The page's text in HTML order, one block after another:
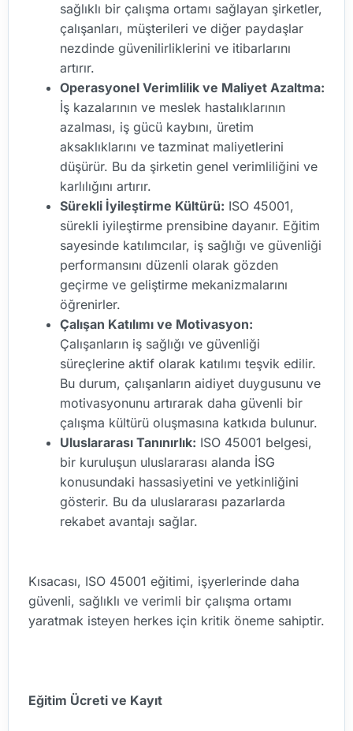
sağlıklı bir çalışma ortamı sağlayan şirketler,
çalışanları, müşterileri ve diğer paydaşlar
nezdinde güvenilirliklerini ve itibarlarını
artırır.
Operasyonel Verimlilik ve Maliyet Azaltma:
İş kazalarının ve meslek hastalıklarının
azalması, iş gücü kaybını, üretim
aksaklıklarını ve tazminat maliyetlerini
düşürür. Bu da şirketin genel verimliliğini ve
karlılığını artırır.
Sürekli İyileştirme Kültürü: ISO 45001,
sürekli iyileştirme prensibine dayanır. Eğitim
sayesinde katılımcılar, iş sağlığı ve güvenliği
performansını düzenli olarak gözden
geçirme ve geliştirme mekanizmalarını
öğrenirler.
Çalışan Katılımı ve Motivasyon:
Çalışanların iş sağlığı ve güvenliği
süreçlerine aktif olarak katılımı teşvik edilir.
Bu durum, çalışanların aidiyet duygusunu ve
motivasyonunu artırarak daha güvenli bir
çalışma kültürü oluşmasına katkıda bulunur.
Uluslararası Tanınırlık: ISO 45001 belgesi,
bir kuruluşun uluslararası alanda İSG
konusundaki hassasiyetini ve yetkinliğini
gösterir. Bu da uluslararası pazarlarda
rekabet avantajı sağlar.
Kısacası, ISO 45001 eğitimi, işyerlerinde daha
güvenli, sağlıklı ve verimli bir çalışma ortamı
yaratmak isteyen herkes için kritik öneme sahiptir.
Eğitim Ücreti ve Kayıt